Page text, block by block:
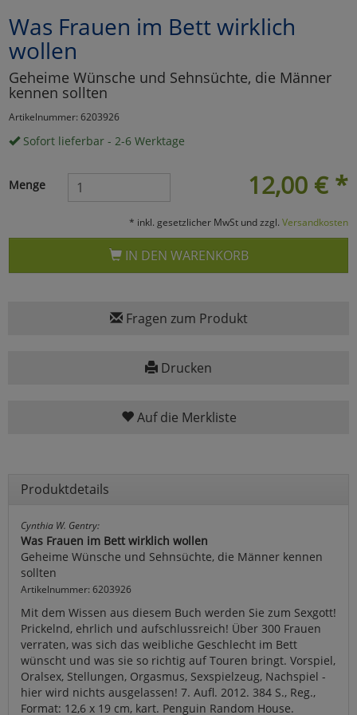
Was Frauen im Bett wirklich
wollen
Geheime Wünsche und Sehnsüchte, die Männer
kennen sollten
Artikelnummer: 6203926
Sofort lieferbar - 2-6 Werktage
12,00 € *
Menge
* inkl. gesetzlicher MwSt und zzgl. Versandkosten
IN DEN WARENKORB
Fragen zum Produkt
Drucken
Auf die Merkliste
Produktdetails
Cynthia W. Gentry:
Was Frauen im Bett wirklich wollen
Geheime Wünsche und Sehnsüchte, die Männer kennen
sollten
Artikelnummer: 6203926
Mit dem Wissen aus diesem Buch werden Sie zum Sexgott!
Prickelnd, ehrlich und aufschlussreich! Über 300 Frauen
verraten, was sich das weibliche Geschlecht im Bett
wünscht und was sie so richtig auf Touren bringt. Vorspiel,
Oralsex, Stellungen, Orgasmus, Sexspielzeug, Nachspiel -
hier wird nichts ausgelassen! 7. Aufl. 2012. 384 S., Reg.,
Format: 12,6 x 19 cm, kart. Penguin Random House.
Marketing
Umfragetools
Cookies
Alle Akzeptieren
Einstellungen speichern
zurück